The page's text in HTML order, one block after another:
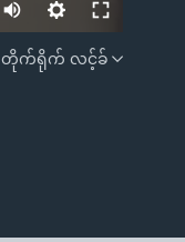
EMBED
တိုက်ရိုက် လင့်ခ်